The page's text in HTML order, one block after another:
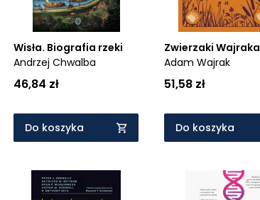
Wisła. Biografia rzeki
Andrzej Chwalba
46,84 zł
Do koszyka
Zwierzaki Wajraka
Adam Wajrak
51,58 zł
Do koszyka